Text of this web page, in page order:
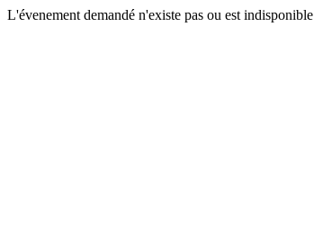
L'évenement demandé n'existe pas ou est indisponible